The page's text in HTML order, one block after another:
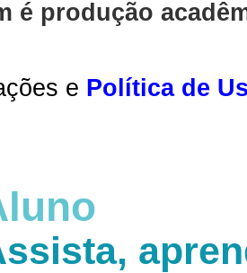
é produção
e Política de